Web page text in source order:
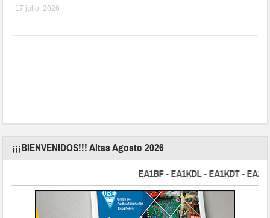
17 julio, 2026
¡¡¡BIENVENIDOS!!! Altas Agosto 2026
EA1BF - EA1KDL - EA1KDT - EA2FBJ